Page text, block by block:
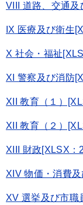
VIII 道路、交通
IX 医療及び衛生
X 社会・福祉
XI 警察及び消防
XII 教育（１）
XII 教育（２）
XIII 財政[XLSX：
XIV 物価・消費
XV 選挙及び市職